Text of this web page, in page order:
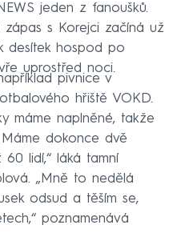
jeden z fanoušků.
s Korejci začíná už
desítek hospod po
uprostřed noci.
pivnice v
hřiště VOKD.
máme naplněné, takže
dokonce dvě
lidí,“ láká tamní
„Mně to nedělá
odsud a těším se,
poznamenává